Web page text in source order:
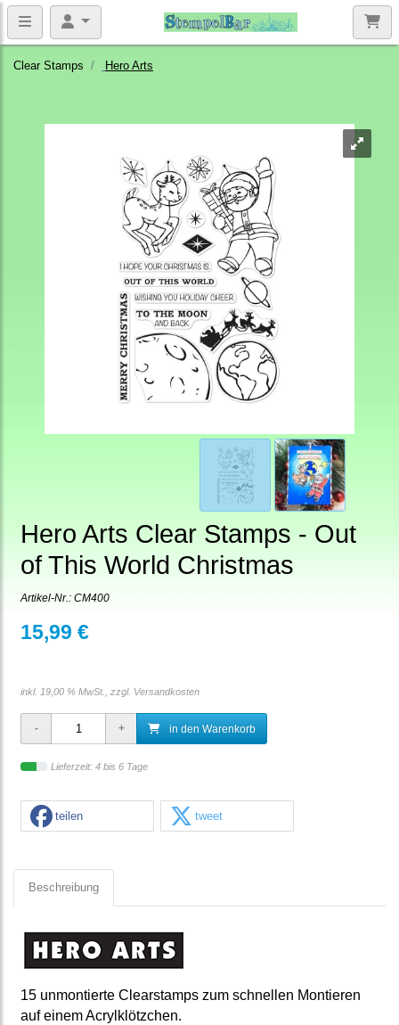
Clear Stamps Hero Arts
Hero Arts Clear Stamps - Out
of This World Christmas
Artikel-Nr.: CM400
15,99 €
inkl. 19,00 % MwSt., zzgl. Versandkosten
in den Warenkorb
Lieferzeit: 4 bis 6 Tage
teilen tweet
Beschreibung
15 unmontierte Clearstamps zum schnellen Montieren
auf einem Acrylklötzchen.